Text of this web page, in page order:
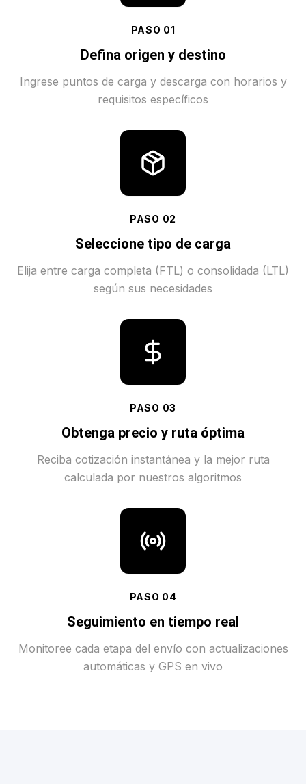
PASO 01
Defina origen y destino
Ingrese puntos de carga y descarga con horarios y
requisitos específicos
PASO 02
Seleccione tipo de carga
Elija entre carga completa (FTL) o consolidada (LTL)
según sus necesidades
PASO 03
Obtenga precio y ruta óptima
Reciba cotización instantánea y la mejor ruta
calculada por nuestros algoritmos
PASO 04
Seguimiento en tiempo real
Monitoree cada etapa del envío con actualizaciones
automáticas y GPS en vivo